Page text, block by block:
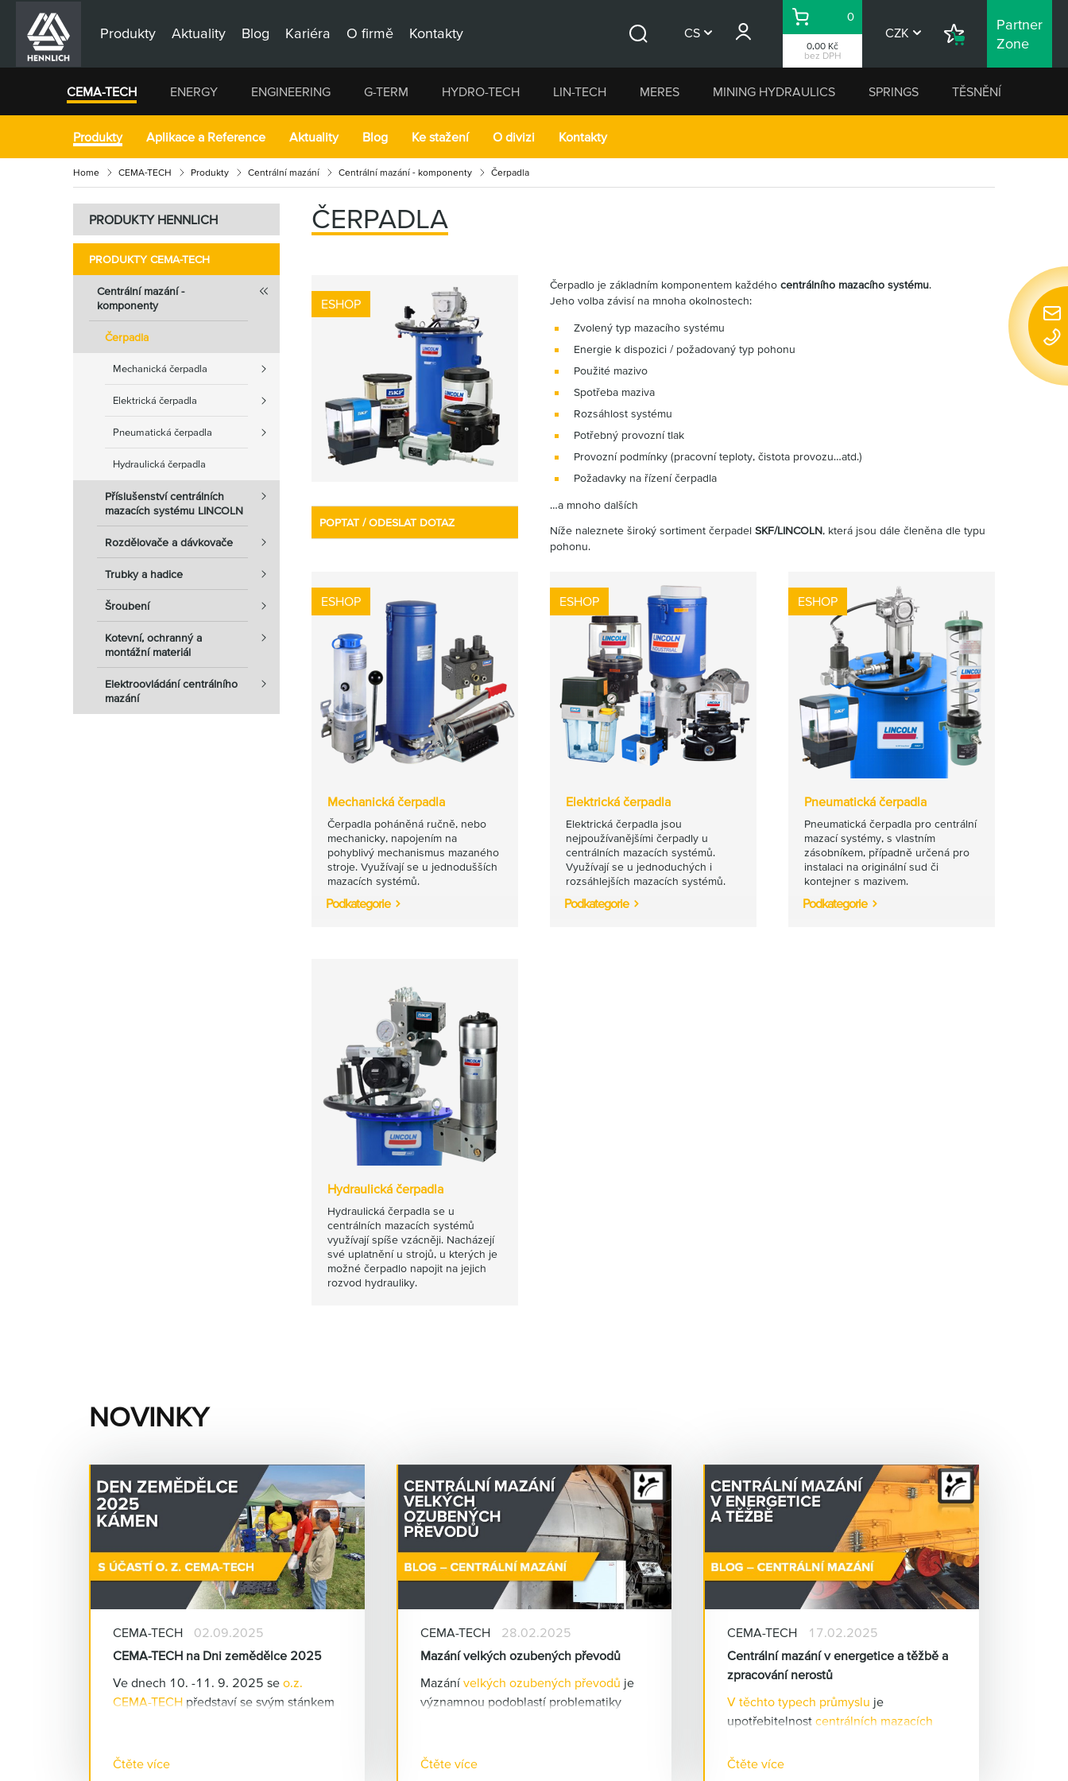
Produkty Aktuality Blog Kariéra O firmě Kontakty CS
0,00 Kč
bez DPH
Košík
0
CZK
Nákupní
Partner
Zone
CEMA-TECH ENERGY ENGINEERING G-TERM HYDRO-TECH LIN-TECH MERES MINING HYDRAULICS SPRINGS TĚSNĚNÍ
Produkty Aplikace a Reference Aktuality Blog Ke stažení O divizi Kontakty
Home CEMA-TECH Produkty Centrální mazání Centrální mazání - komponenty Čerpadla
PRODUKTY HENNLICH
PRODUKTY CEMA-TECH
Centrální mazání -
komponenty
Čerpadla
Mechanická čerpadla
Elektrická čerpadla
Pneumatická čerpadla
Hydraulická čerpadla
Příslušenství centrálních
mazacích systému LINCOLN
Rozdělovače a dávkovače
Trubky a hadice
Šroubení
Kotevní, ochranný a
montážní materiál
Elektroovládání centrálního
mazání
ČERPADLA
ESHOP
POPTAT / ODESLAT DOTAZ
Čerpadlo je základním komponentem každého centrálního mazacího systému.
Jeho volba závisí na mnoha okolnostech:
Zvolený typ mazacího systému
Energie k dispozici / požadovaný typ pohonu
Použité mazivo
Spotřeba maziva
Rozsáhlost systému
Potřebný provozní tlak
Provozní podmínky (pracovní teploty, čistota provozu…atd.)
Požadavky na řízení čerpadla
…a mnoho dalších
Níže naleznete široký sortiment čerpadel SKF/LINCOLN, která jsou dále členěna dle typu
pohonu.
ESHOP
Mechanická čerpadla
Čerpadla poháněná ručně, nebo
mechanicky, napojením na
pohyblivý mechanismus mazaného
stroje. Využívají se u jednodušších
mazacích systémů.
Podkategorie
ESHOP
Elektrická čerpadla
Elektrická čerpadla jsou
nejpoužívanějšími čerpadly u
centrálních mazacích systémů.
Využívají se u jednoduchých i
rozsáhlejších mazacích systémů.
Podkategorie
ESHOP
Pneumatická čerpadla
Pneumatická čerpadla pro centrální
mazací systémy, s vlastním
zásobníkem, případně určená pro
instalaci na originální sud či
kontejner s mazivem.
Podkategorie
Hydraulická čerpadla
Hydraulická čerpadla se u
centrálních mazacích systémů
využívají spíše vzácněji. Nacházejí
své uplatnění u strojů, u kterých je
možné čerpadlo napojit na jejich
rozvod hydrauliky.
NOVINKY
CEMA-TECH
02.09.2025
CEMA-TECH na Dni zemědělce 2025
Ve dnech 10. -11. 9. 2025 se o.z.
CEMA-TECH představí se svým stánkem
na Pelhřimovsku. Jedná se o "venkovní"
Čtěte více
CEMA-TECH
28.02.2025
Mazání velkých ozubených převodů
Mazání velkých ozubených převodů je
významnou podoblastí problematiky
pořizovacími náklady a jejich správným
Čtěte více
CEMA-TECH
17.02.2025
Centrální mazání v energetice a těžbě a
zpracování nerostů
V těchto typech průmyslu je
upotřebitelnostcentrálních mazacích
Provoz většiny zařízení je
Čtěte více